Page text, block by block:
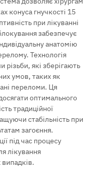
конуса гнучкості 15
при лікуванні
забезпечує
анатомію
Технологія
які зберігають
умов, таких як
переломи. Ця
оптимального
традиційної
стабільність при
загоєння.
під час процесу
лікування